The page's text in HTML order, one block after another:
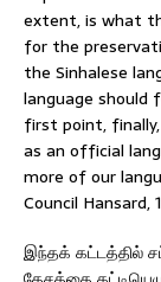
extent, is what
for the
the Sinhalese
language should
first point,
as an official
more of our
Council Hansard,
இந்தக் கட்டத்தில்